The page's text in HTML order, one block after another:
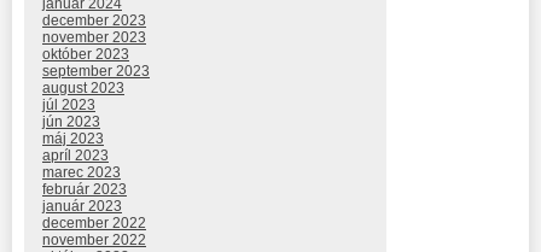
január 2024
december 2023
november 2023
október 2023
september 2023
august 2023
júl 2023
jún 2023
máj 2023
apríl 2023
marec 2023
február 2023
január 2023
december 2022
november 2022